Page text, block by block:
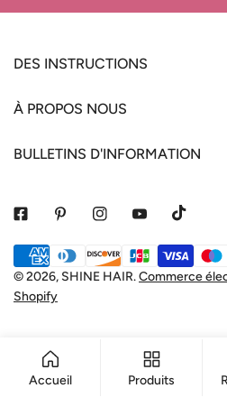
DES INSTRUCTIONS
À PROPOS NOUS
BULLETINS D'INFORMATION
© 2026, SHINE HAIR.Commerce
Shopify
Méthodes
de
payement
Accueil Produits